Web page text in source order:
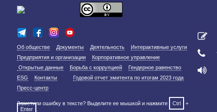
Об обществе Документы Деятельность
Интерактивные услуги
Предприятия и организации
Корпоративное управление
Открытые данные
Борьба с коррупцией
Гендерное равенство
ESG
Контакты
Годовой отчет эмитента по итогам 2023 года
Пресс-центр
Заметили ошибку в тексте? Выделите ее мышкой и нажмите Ctrl
+
Enter